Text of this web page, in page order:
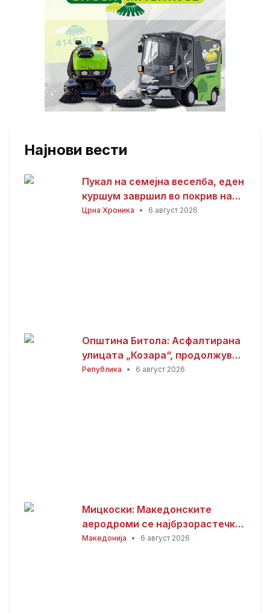
Најнови вести
Пукал на семејна веселба, еден
куршум завршил во покрив на
куќа
Црна Хроника • 6 август 2026
Општина Битола: Асфалтирана
улицата „Козара“, продолжува
реконструкцијата кај
Република • 6 август 2026
Мицкоски: Македонските
аеродроми се најбрзорастечки
во регионот – тоа е резултат на
Македонија • 6 август 2026